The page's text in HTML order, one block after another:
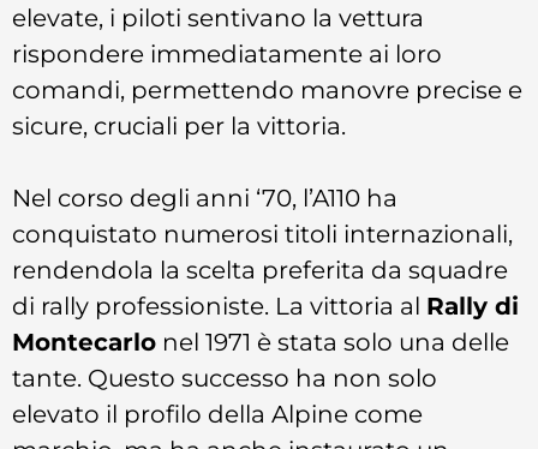
elevate, i piloti sentivano la vettura
rispondere immediatamente ai loro
comandi, permettendo manovre precise e
sicure, cruciali per la vittoria.
Nel corso degli anni ‘70, l’A110 ha
conquistato numerosi titoli internazionali,
rendendola la scelta preferita da squadre
di rally professioniste. La vittoria al Rally di
Montecarlo nel 1971 è stata solo una delle
tante. Questo successo ha non solo
elevato il profilo della Alpine come